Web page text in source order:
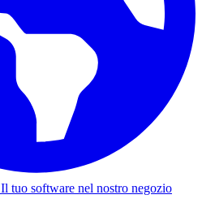
Il tuo software nel nostro negozio